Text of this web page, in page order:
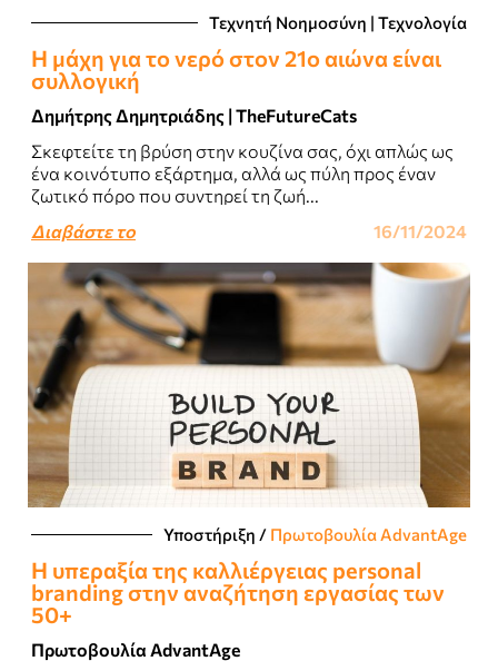
Τεχνητή Νοημοσύνη | Τεχνολογία
Η μάχη για το νερό στον 21ο αιώνα είναι
συλλογική
Δημήτρης Δημητριάδης | TheFutureCats
Σκεφτείτε τη βρύση στην κουζίνα σας, όχι απλώς ως
ένα κοινότυπο εξάρτημα, αλλά ως πύλη προς έναν
ζωτικό πόρο που συντηρεί τη ζωή...
Διαβάστε το
16/11/2024
Υποστήριξη / Πρωτοβουλία AdvantAge
Η υπεραξία της καλλιέργειας personal
branding στην αναζήτηση εργασίας των
50+
Πρωτοβουλία AdvantAge